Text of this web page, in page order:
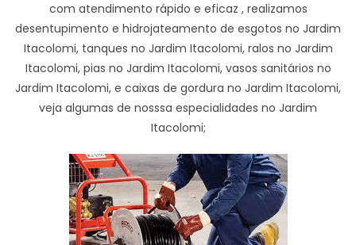
com atendimento rápido e eficaz , realizamos
desentupimento e hidrojateamento de esgotos no Jardim
Itacolomi, tanques no Jardim Itacolomi, ralos no Jardim
Itacolomi, pias no Jardim Itacolomi, vasos sanitários no
Jardim Itacolomi, e caixas de gordura no Jardim Itacolomi,
veja algumas de nosssa especialidades no Jardim
Itacolomi;